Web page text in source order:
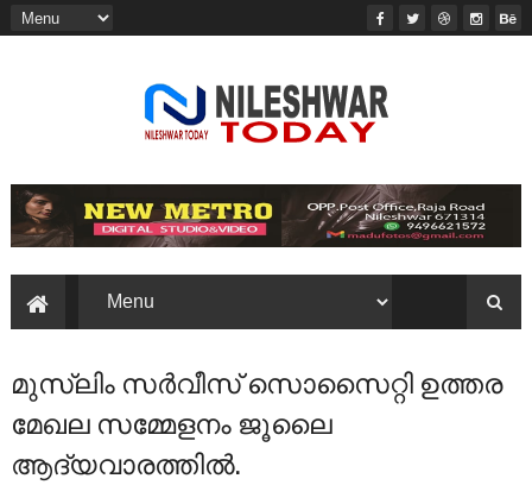
മുസ്ലിം സർവീസ് സൊസൈറ്റി ഉത്തര
മേഖല സമ്മേളനം ജൂലൈ
ആദ്യവാരത്തിൽ.